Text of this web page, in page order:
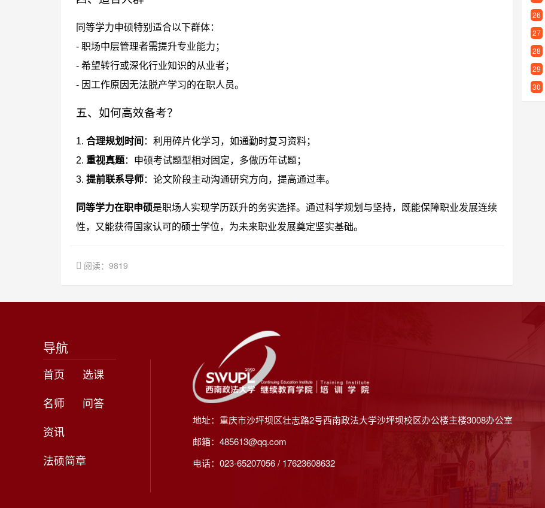
同等学力申硕特别适合以下群体：
- 职场中层管理者需提升专业能力；
- 希望转行或深化行业知识的从业者；
- 因工作原因无法脱产学习的在职人员。
五、如何高效备考？
1. 合理规划时间 ：利用碎片化学习，如通勤时复习资料；
2. 重视真题：申硕考试题型相对固定，多做历年试题；
3. 提前联系导师：论文阶段主动沟通研究方向，提高通过率。
同等学力在职申硕是职场人实现学历跃升的务实选择。通过科学规划与坚持，既能保障职业发展连续
性，又能获得国家认可的硕士学位，为未来职业发展奠定坚实基础。
阅读：9819
26
27
28
29
30
导航
首页
选课
名师
问答
资讯
法硕简章
地址：重庆市沙坪坝区壮志路2号西南政法大学沙坪坝校区办公楼主楼3008办公室
邮箱：485613@qq.com
电话：023-65207056 / 17623608632